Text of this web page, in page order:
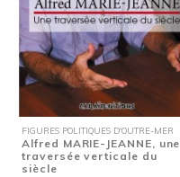
FIGURES POLITIQUES D'OUTRE-MER
Alfred MARIE-JEANNE, une
traversée verticale du
siècle